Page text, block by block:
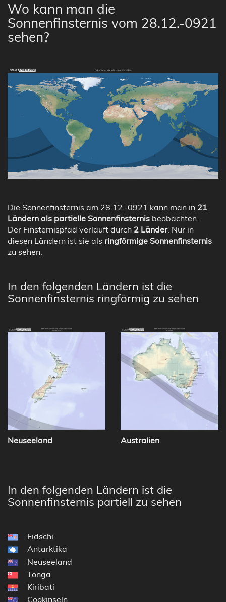
Wo kann man die
Sonnenfinsternis vom 28.12.-0921
sehen?
Die Sonnenfinsternis am 28.12.-0921 kann man in 21
Ländern als partielle Sonnenfinsternis beobachten.
Der Finsternispfad verläuft durch 2 Länder. Nur in
diesen Ländern ist sie als ringförmige Sonnenfinsternis
zu sehen.
In den folgenden Ländern ist die
Sonnenfinsternis ringförmig zu sehen
Neuseeland Australien
In den folgenden Ländern ist die
Sonnenfinsternis partiell zu sehen
Fidschi
Antarktika
Neuseeland
Tonga
Kiribati
Cookinseln